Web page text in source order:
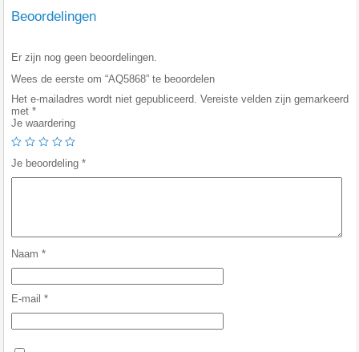
Beoordelingen
Er zijn nog geen beoordelingen.
Wees de eerste om “AQ5868” te beoordelen
Het e-mailadres wordt niet gepubliceerd. Vereiste velden zijn gemarkeerd
met*
Je waardering
Je beoordeling*
Naam*
E-mail*